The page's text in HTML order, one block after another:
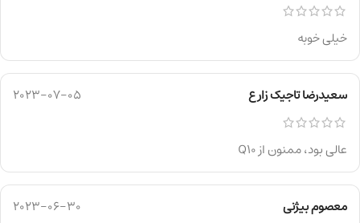
خیلی خوبه
سعیدرضا تاجیک زارع 2023-07-05
عالی بود، ممنون از Q10
معصوم بیژنی 2023-06-30